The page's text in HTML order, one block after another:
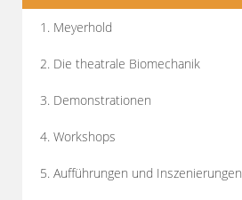
1. Meyerhold
2. Die theatrale Biomechanik
3. Demonstrationen
4. Workshops
5. Aufführungen und Inszenierungen